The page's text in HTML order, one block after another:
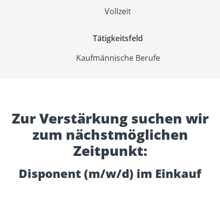
Vollzeit
Tätigkeitsfeld
Kaufmännische Berufe
Zur Verstärkung suchen wir
zum nächstmöglichen
Zeitpunkt:
Disponent (m/w/d) im Einkauf